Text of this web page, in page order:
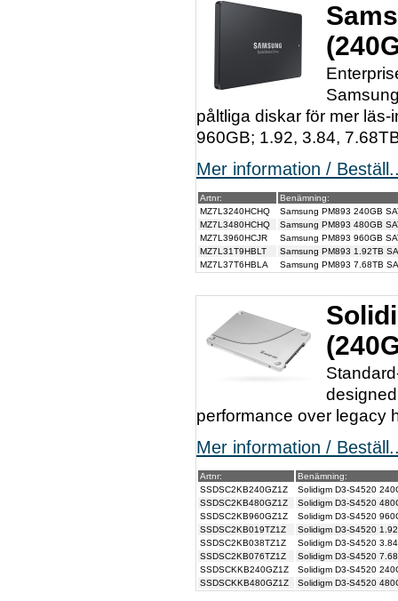
påltliga diskar för mer
960GB; 1.92, 3.84,
Mer information /
Artnr:
Benämning:
MZ7L3240HCHQ
Samsung PM893 240GB
MZ7L3480HCHQ
Samsung PM893 480GB
MZ7L3960HCJR
Samsung PM893 960GB
MZ7L31T9HBLT
Samsung PM893 1.92TB
MZ7L37T6HBLA
Samsung PM893 7.68TB
performance over legacy
Mer information /
Artnr:
Benämning:
SSDSC2KB240GZ1Z
Solidigm D3-S4520
SSDSC2KB480GZ1Z
Solidigm D3-S4520
SSDSC2KB960GZ1Z
Solidigm D3-S4520
SSDSC2KB019TZ1Z
Solidigm D3-S4520
SSDSC2KB038TZ1Z
Solidigm D3-S4520
SSDSC2KB076TZ1Z
Solidigm D3-S4520
SSDSCKKB240GZ1Z
Solidigm D3-S4520
SSDSCKKB480GZ1Z
Solidigm D3-S4520